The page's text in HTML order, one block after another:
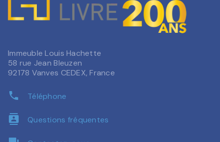
Immeuble Louis Hachette
58 rue Jean Bleuzen
92178 Vanves CEDEX, France
phone Téléphone
contacts Questions fréquentes